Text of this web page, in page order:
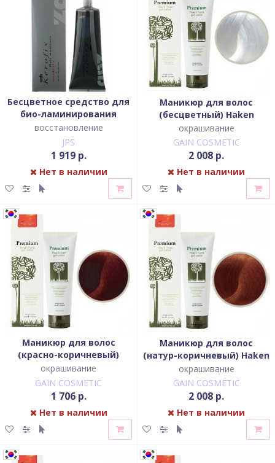
Бесцветное средство для
био-ламинирования
волос, 220 мл, ZAB
восстановление
JPS
1 919 р.
Нет в наличии
Маникюр для волос
(бесцветный) Haken
Premium Pearll Pure Gel
Color-Crystal Clear
окрашивание
GAIN COSMETIC
2 008 р.
Нет в наличии
Маникюр для волос
(красно-коричневый)
Haken Premium Pearll Pure
Gel Color-Chestnut Brown
Red
окрашивание
GAIN COSMETIC
1 706 р.
Нет в наличии
Маникюр для волос
(натур-коричневый) Haken
Premium Pearll Pure Gel
Color-Macadamia Nature
Brown
окрашивание
GAIN COSMETIC
2 008 р.
Нет в наличии